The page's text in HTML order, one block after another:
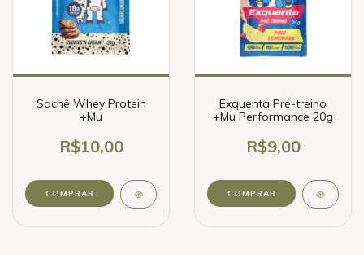
Sachê Whey Protein
+Mu
R$10,00
COMPRAR
Exquenta Pré-treino
+Mu Performance 20g
R$9,00
COMPRAR